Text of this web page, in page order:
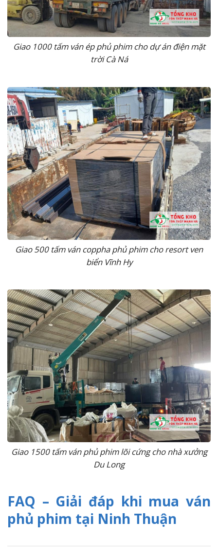
Giao 1000 tấm ván ép phủ phim cho dự án điện mặt
trời Cà Ná
Giao 500 tấm ván coppha phủ phim cho resort ven
biển Vĩnh Hy
Giao 1500 tấm ván phủ phim lõi cứng cho nhà xưởng
Du Long
FAQ – Giải đáp khi mua ván
phủ phim tại Ninh Thuận